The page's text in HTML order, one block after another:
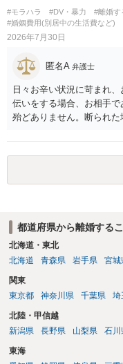
#モラハラ #DV・暴力 #離婚す
#婚姻費用(別居中の生活費など)
2026年7月30日
匿名A 弁護士
日々お辛い状況に苛まれ
伝いをする場合、お相手
殆どありません。断られ
高いためです。 実務的に
を進める選択を採らざる
都道府県から離婚する
北海道・東北
北海道
青森県 岩手県 宮城
関東
東京都
神奈川県 千葉県 埼
北陸・甲信越
新潟県
長野県 山梨県 石川
東海